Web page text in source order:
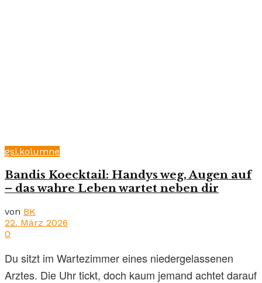
gsi.kolumne
Bandis Koecktail: Handys weg, Augen auf
– das wahre Leben wartet neben dir
von BK
22. März 2026
0
Du sitzt im Wartezimmer eines niedergelassenen
Arztes. Die Uhr tickt, doch kaum jemand achtet darauf